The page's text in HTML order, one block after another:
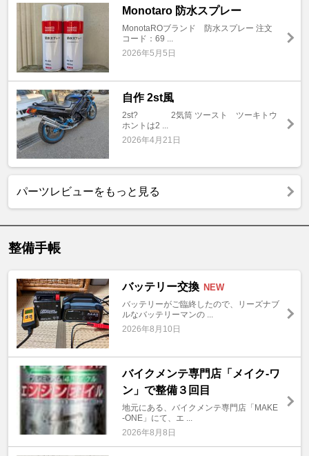
Monotaro 防水スプレー
MonotaROブランド 防水スプレー 注文
コード：69 ...
2026年5月5日
自作 2st風
2st? 2気筒 ツースト ツーキトウ
ホントは2 ...
2026年4月21日
パーツレビューをもっと見る
整備手帳
バッテリー交換 NEW
バッテリーがご臨終したので、リーズナブ
ルなバッテリーマンの ...
2026年8月10日
バイクメンテ専門店「メイク-ワ
ン」で整備３回目
地元にある、バイクメンテ専門店「MAKE
-ONE」にて、エ ...
2026年8月8日